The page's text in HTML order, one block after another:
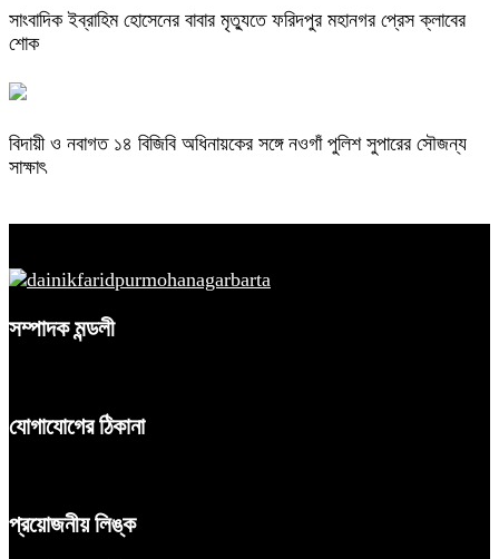
সাংবাদিক ইব্রাহিম হোসেনের বাবার মৃত্যুতে ফরিদপুর মহানগর প্রেস ক্লাবের
শোক
বিদায়ী ও নবাগত ১৪ বিজিবি অধিনায়কের সঙ্গে নওগাঁ পুলিশ সুপারের সৌজন্য
সাক্ষাৎ
সম্পাদক মন্ডলী
যোগাযোগের ঠিকানা
প্রয়োজনীয় লিঙ্ক